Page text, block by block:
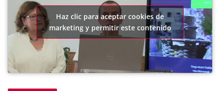
Haz clic para aceptar cookies de
marketing y permitir este contenido